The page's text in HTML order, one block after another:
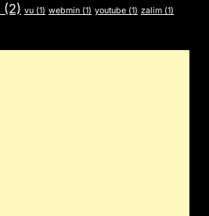
(2) vu (1) webmin (1) youtube (1) zalim (1)